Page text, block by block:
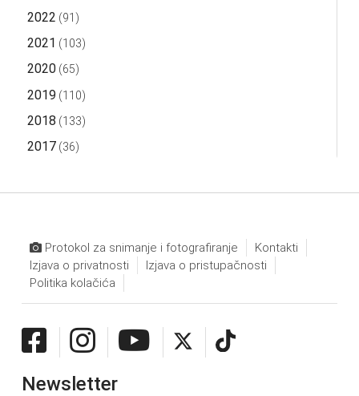
2022 (91)
2021 (103)
2020(65)
2019 (110)
2018 (133)
2017(36)
Protokol za snimanje i fotografiranje
Kontakti
Izjava o privatnosti
Izjava o pristupačnosti
Politika kolačića
Newsletter